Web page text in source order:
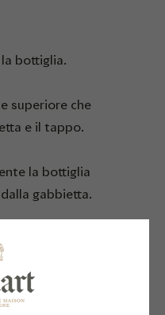
bottiglia.
superiore che
e il tappo.
la bottiglia
gabbietta.
e la sua
il tappo.
non sia
ospite.